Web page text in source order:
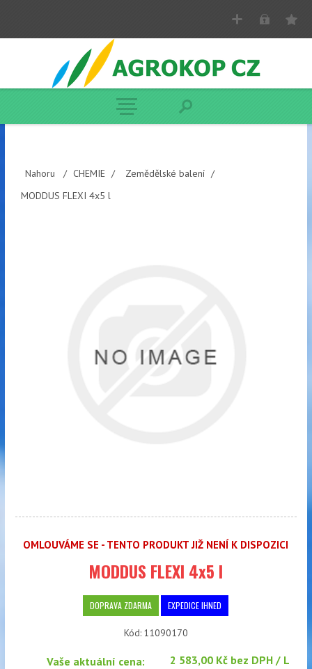
Nahoru / CHEMIE / Zemědělské balení /
MODDUS FLEXI 4x5 l
OMLOUVÁME SE - TENTO PRODUKT JIŽ NENÍ K DISPOZICI
MODDUS FLEXI 4x5 l
DOPRAVA ZDARMA EXPEDICE IHNED
Kód: 11090170
Vaše aktuální cena: 2 583,00 Kč bez DPH / L